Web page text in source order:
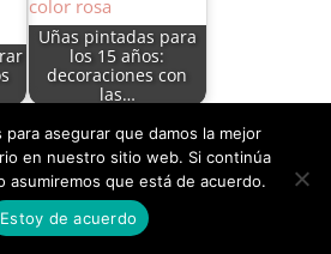
Uñas pintadas para
los 15 años:
decoraciones con
las…
Uñas góticas:
para asegurar que damos la mejor
en nuestro sitio web. Si continúa
asumiremos que está de acuerdo.
Estoy de acuerdo